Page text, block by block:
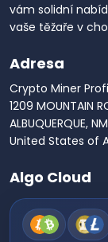
vám solidní
vaše těžaře v
Adresa
Crypto Miner
1209 MOUNTAIN
ALBUQUERQUE,
United States of
Algo Cloud